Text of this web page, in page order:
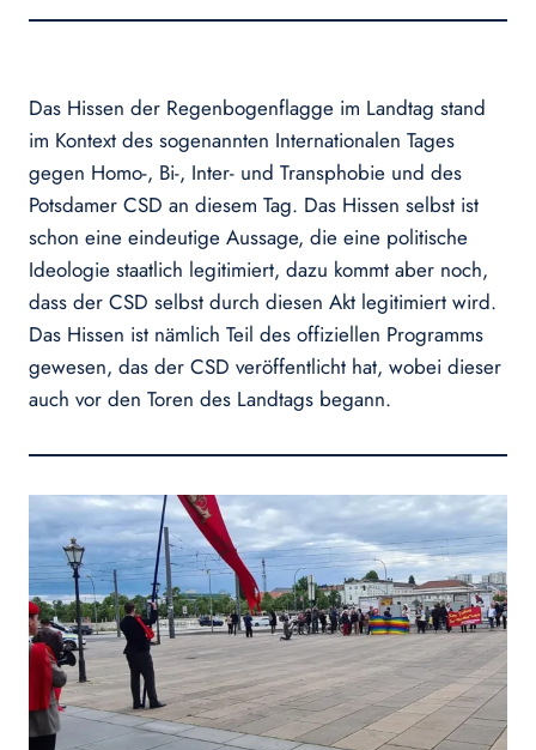
Das Hissen der Regenbogenflagge im Landtag stand
im Kontext des sogenannten Internationalen Tages
gegen Homo-, Bi-, Inter- und Transphobie und des
Potsdamer CSD an diesem Tag. Das Hissen selbst ist
schon eine eindeutige Aussage, die eine politische
Ideologie staatlich legitimiert, dazu kommt aber noch,
dass der CSD selbst durch diesen Akt legitimiert wird.
Das Hissen ist nämlich Teil des offiziellen Programms
gewesen, das der CSD veröffentlicht hat, wobei dieser
auch vor den Toren des Landtags begann.